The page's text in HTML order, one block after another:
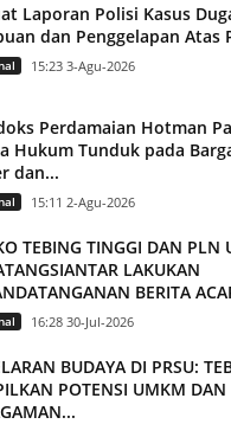
Laporan Polisi Kasus
dan Penggelapan Atas
15:23 3-Agu-2026
Perdamaian Hotman
Hukum Tunduk pada
dan...
15:11 2-Agu-2026
TEBING TINGGI DAN PLN
LAKUKAN
BERITA
16:28 30-Jul-2026
BUDAYA DI PRSU:
POTENSI UMKM DAN